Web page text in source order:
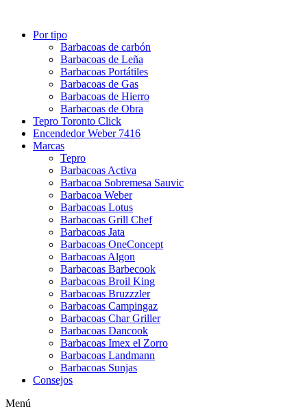
Por tipo
Barbacoas de carbón
Barbacoas de Leña
Barbacoas Portátiles
Barbacoas de Gas
Barbacoas de Hierro
Barbacoas de Obra
Tepro Toronto Click
Encendedor Weber 7416
Marcas
Tepro
Barbacoas Activa
Barbacoa Sobremesa Sauvic
Barbacoa Weber
Barbacoas Lotus
Barbacoas Grill Chef
Barbacoas Jata
Barbacoas OneConcept
Barbacoas Algon
Barbacoas Barbecook
Barbacoas Broil King
Barbacoas Bruzzzler
Barbacoas Campingaz
Barbacoas Char Griller
Barbacoas Dancook
Barbacoas Imex el Zorro
Barbacoas Landmann
Barbacoas Sunjas
Consejos
Menú